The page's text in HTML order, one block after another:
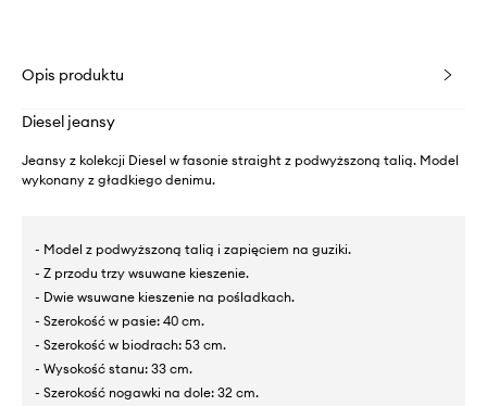
Opis produktu
Diesel jeansy
Jeansy z kolekcji Diesel w fasonie straight z podwyższoną talią. Model
wykonany z gładkiego denimu.
- Model z podwyższoną talią i zapięciem na guziki.
- Z przodu trzy wsuwane kieszenie.
- Dwie wsuwane kieszenie na pośladkach.
- Szerokość w pasie: 40 cm.
- Szerokość w biodrach: 53 cm.
- Wysokość stanu: 33 cm.
- Szerokość nogawki na dole: 32 cm.